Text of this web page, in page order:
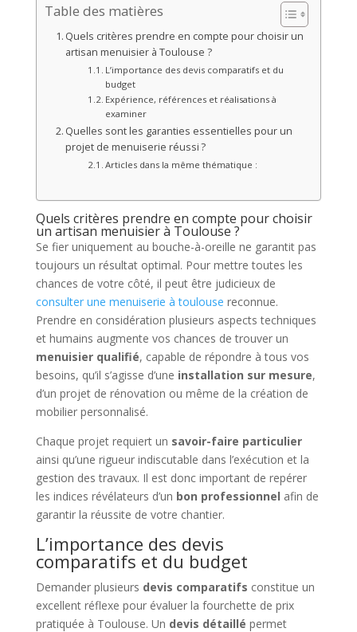
Table des matières
Quels critères prendre en compte pour choisir un
artisan menuisier à Toulouse ?
L’importance des devis comparatifs et du
budget
Expérience, références et réalisations à
examiner
Quelles sont les garanties essentielles pour un
projet de menuiserie réussi ?
Articles dans la même thématique :
Quels critères prendre en compte pour choisir
un artisan menuisier à Toulouse ?
Se fier uniquement au bouche-à-oreille ne garantit pas
toujours un résultat optimal. Pour mettre toutes les
chances de votre côté, il peut être judicieux de
consulter une menuiserie à toulouse reconnue.
Prendre en considération plusieurs aspects techniques
et humains augmente vos chances de trouver un
menuisier qualifié, capable de répondre à tous vos
besoins, qu’il s’agisse d’une installation sur mesure,
d’un projet de rénovation ou même de la création de
mobilier personnalisé.
Chaque projet requiert un savoir-faire particulier
ainsi qu’une rigueur indiscutable dans l’exécution et la
gestion des travaux. Il est donc important de repérer
les indices révélateurs d’un bon professionnel afin de
garantir la réussite de votre chantier.
L’importance des devis
comparatifs et du budget
Demander plusieurs devis comparatifs constitue un
excellent réflexe pour évaluer la fourchette de prix
pratiquée à Toulouse. Un devis détaillé permet